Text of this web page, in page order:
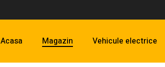
Acasa Magazin Vehicule electrice